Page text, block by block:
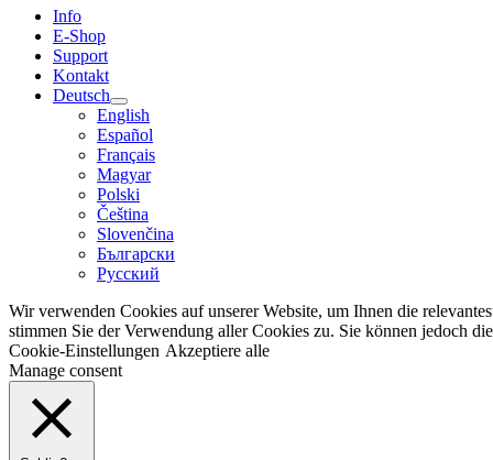
Info
E-Shop
Support
Kontakt
Deutsch
English
Español
Français
Magyar
Polski
Čeština
Slovenčina
Български
Русский
Wir verwenden Cookies auf unserer Website, um Ihnen die
stimmen Sie der Verwendung aller Cookies zu. Sie können jedoch
Cookie-Einstellungen Akzeptiere alle
Manage consent